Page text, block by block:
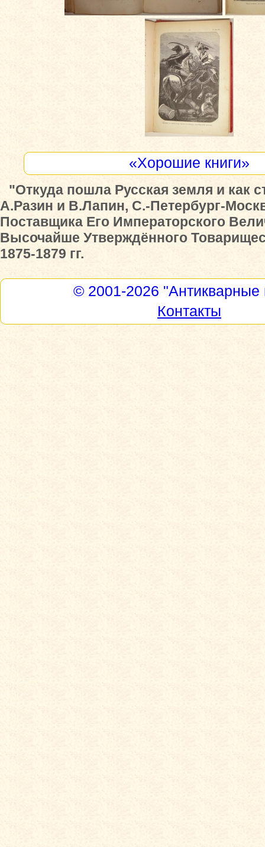
«Хорошие книги»
"Откуда пошла Русская земля и как
А.Разин и В.Лапин, С.-Петербург-
Поставщика Его Императорского
Высочайше Утверждённого
1875-1879 гг.
© 2001-2026 "Антикварные
Контакты